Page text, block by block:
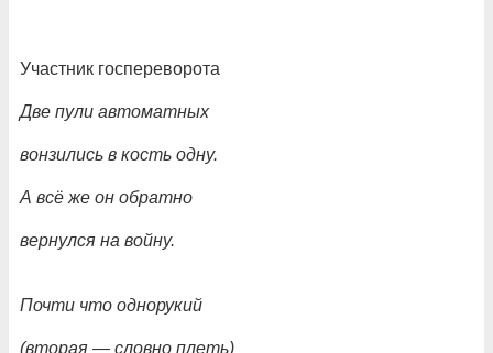
Участник госпереворота
Две пули автоматных
вонзились в кость одну.
А всё же он обратно
вернулся на войну.
Почти что однорукий
(вторая — словно плеть)